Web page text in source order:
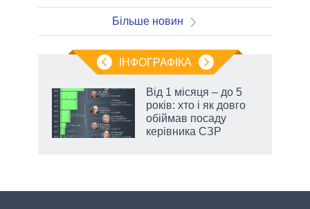
Більше новин
ІНФОГРАФІКА
Від 1 місяця – до 5
років: хто і як довго
обіймав посаду
керівника СЗР